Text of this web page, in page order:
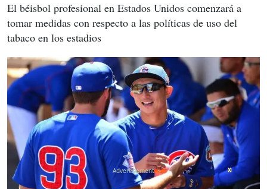
El béisbol profesional en Estados Unidos comenzará a
tomar medidas con respecto a las políticas de uso del
tabaco en los estadios
X
X